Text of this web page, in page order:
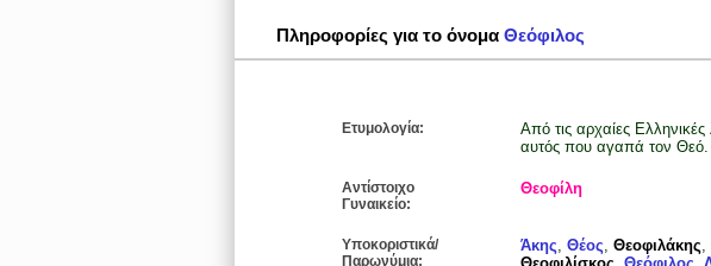
Πληροφορίες για το όνομα Θεόφιλος
Ετυμολογία:
Από τις αρχαίες
αυτός που αγαπά τον Θεό.
Αντίστοιχο
Γυναικείο:
Θεοφίλη
Υποκοριστικά/
Παρωνύμια:
Άκης, Θέος, Θεοφιλάκης,